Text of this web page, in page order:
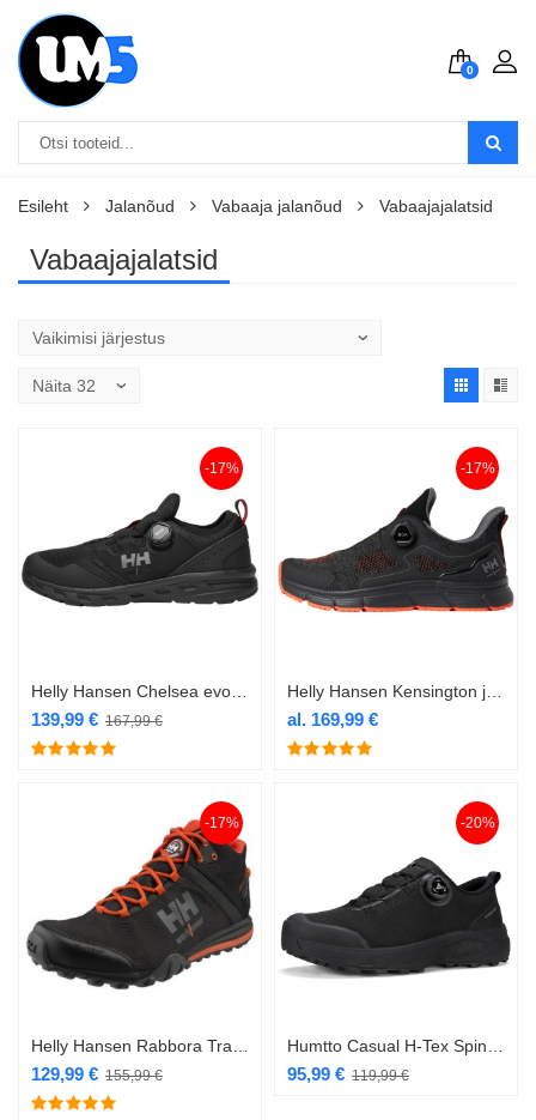
0
Esileht Jalanõud Vabaaja jalanõud Vabaajajalatsid
Vabaajajalatsid
-17%
167,99€
139,99 €
-17%
al. 169,99 €
-17%
155,99€
129,99 €
-20%
119,99€
95,99 €